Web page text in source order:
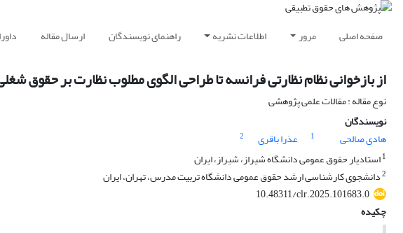
صفحه اصلی مرور اطلاعات نشریه راهنمای نویسندگان ارسال مقاله
از بازخوانی نظام نظارتی فرانسه تا طراحی الگوی مطلوب نظارت بر حقوق
نوع مقاله : مقالات علمی پژوهشی
نویسندگان
هادی صالحی
1 عذرا باقری
2
1استادیار حقوق عمومی دانشگاه شیراز، شیراز، ایران
2دانشجوی کارشناسی ارشد حقوق عمومی دانشگاه تربیت مدرس، تهران، ایران
10.48311/clr.2025.101683.0
چکیده